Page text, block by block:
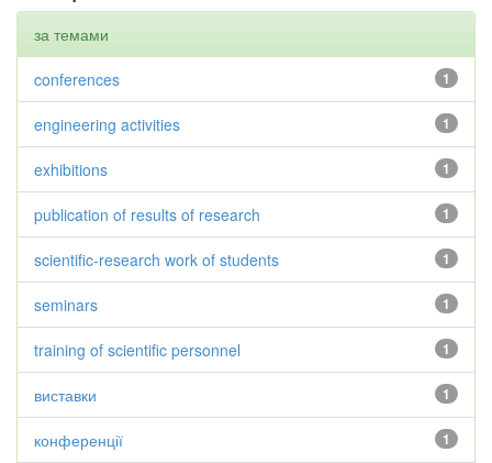
за темами
1
conferences
1
engineering activities
1
exhibitions
1
publication of results of research
1
scientific-research work of students
1
seminars
1
training of scientific personnel
1
виставки
1
конференції